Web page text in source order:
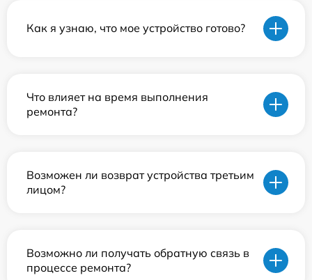
Как я узнаю, что мое устройство готово?
Что влияет на время выполнения
ремонта?
Возможен ли возврат устройства третьим
лицом?
Возможно ли получать обратную связь в
процессе ремонта?